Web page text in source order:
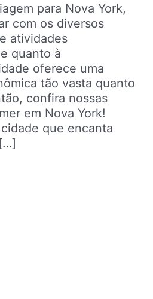
para Nova York,
com os diversos
atividades
quanto à
oferece uma
tão vasta quanto
confira nossas
em Nova York!
que encanta